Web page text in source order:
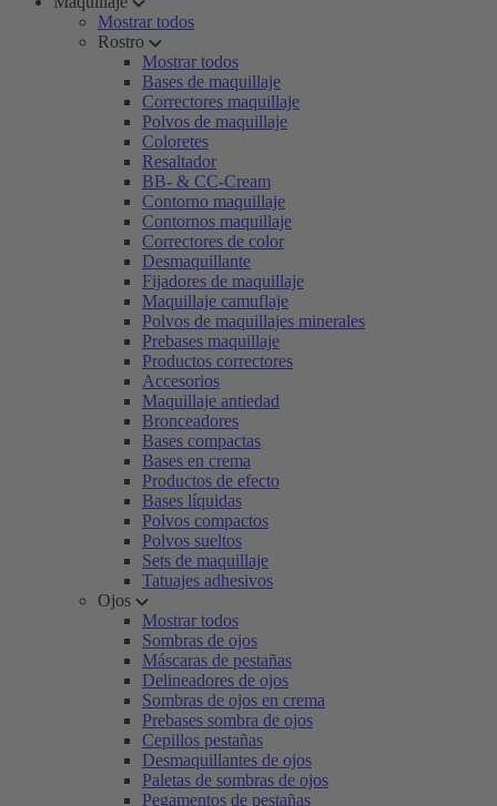
Mostrar todos
Rostro
Mostrar todos
Bases de maquillaje
Correctores maquillaje
Polvos de maquillaje
Coloretes
Resaltador
BB- & CC-Cream
Contorno maquillaje
Contornos maquillaje
Correctores de color
Desmaquillante
Fijadores de maquillaje
Maquillaje camuflaje
Polvos de maquillajes minerales
Prebases maquillaje
Productos correctores
Accesorios
Maquillaje antiedad
Bronceadores
Bases compactas
Bases en crema
Productos de efecto
Bases líquidas
Polvos compactos
Polvos sueltos
Sets de maquillaje
Tatuajes adhesivos
Ojos
Mostrar todos
Sombras de ojos
Máscaras de pestañas
Delineadores de ojos
Sombras de ojos en crema
Prebases sombra de ojos
Cepillos pestañas
Desmaquillantes de ojos
Paletas de sombras de ojos
Pegamentos de pestañas